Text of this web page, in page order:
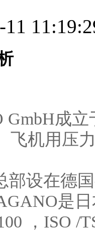
GmbH成立
飞机用压
部设在德
是
， ISO /